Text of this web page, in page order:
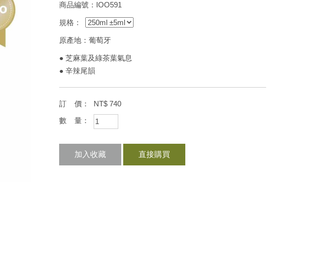
商品編號：IOO591
規格：
原產地：葡萄牙
● 芝麻葉及綠茶葉氣息
● 辛辣尾韻
訂 價： NT$ 740
數 量：
加入收藏 直接購買